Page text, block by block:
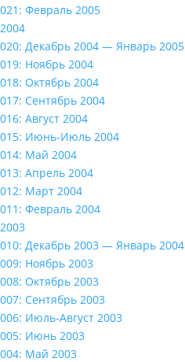
021: Февраль 2005
2004
020: Декабрь 2004 — Январь 2005
019: Ноябрь 2004
018: Октябрь 2004
017: Сентябрь 2004
016: Август 2004
015: Июнь-Июль 2004
014: Май 2004
013: Апрель 2004
012: Март 2004
011: Февраль 2004
2003
010: Декабрь 2003 — Январь 2004
009: Ноябрь 2003
008: Октябрь 2003
007: Сентябрь 2003
006: Июль-Август 2003
005: Июнь 2003
004: Май 2003